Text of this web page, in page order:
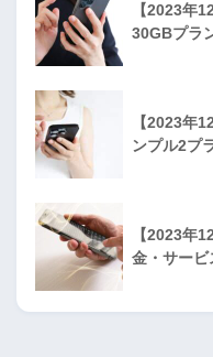
【2023年
30GBプラ
【2023年
ンプル2プ
【2023年
金・サービ